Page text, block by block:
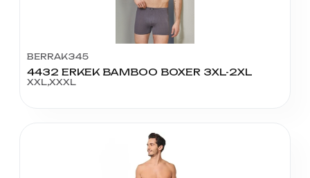
BERRAK345
4432 ERKEK BAMBOO BOXER 3XL-2XL
XXL,XXXL